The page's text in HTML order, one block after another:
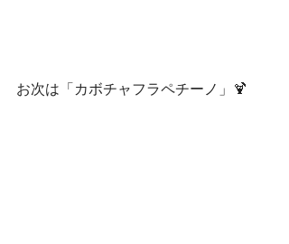
お次は「カボチャフラペチーノ」🍹